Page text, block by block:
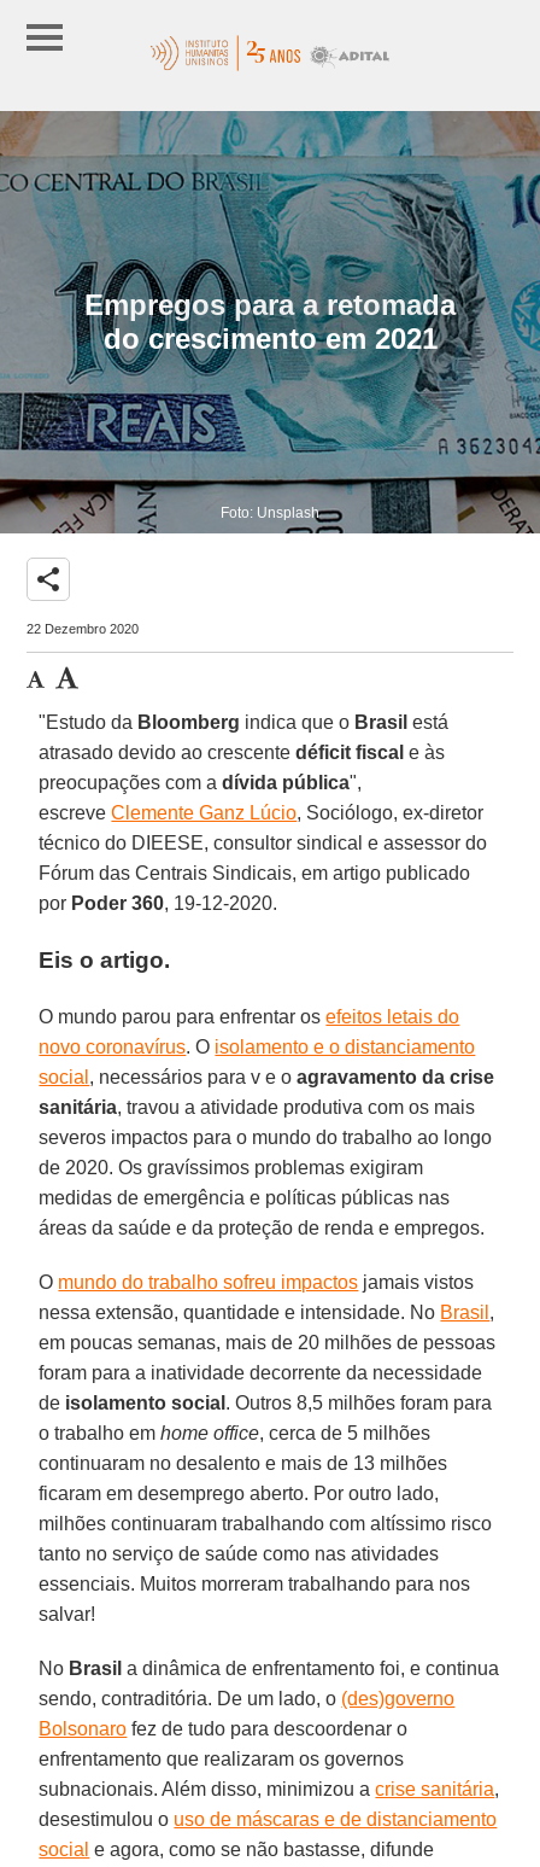
Empregos para a retomada
do crescimento em 2021
Foto: Unsplash
share
22 Dezembro 2020
"Estudo da Bloomberg indica que o Brasil está
atrasado devido ao crescentedéficit fiscal e às
preocupações com adívida pública",
escreveClemente Ganz Lúcio, Sociólogo, ex-diretor
técnico do DIEESE, consultor sindical e assessor do
Fórum das Centrais Sindicais, em artigo publicado
por Poder 360, 19-12-2020.
Eis o artigo.
O mundo parou para enfrentar osefeitos letais do
novo coronavírus. O isolamento e o distanciamento
social , necessários para v e oagravamento da crise
sanitária, travou a atividade produtiva com os mais
severos impactos para o mundo do trabalho ao longo
de 2020. Os gravíssimos problemas exigiram
medidas de emergência e políticas públicas nas
áreas da saúde e da proteção de renda e empregos.
O mundo do trabalho sofreu impactos jamais vistos
nessa extensão, quantidade e intensidade. No Brasil ,
em poucas semanas, mais de 20 milhões de pessoas
foram para a inatividade decorrente da necessidade
de isolamento social . Outros 8,5 milhões foram para
o trabalho emhome office, cerca de 5 milhões
continuaram no desalento e mais de 13 milhões
ficaram em desemprego aberto. Por outro lado,
milhões continuaram trabalhando com altíssimo risco
tanto no serviço de saúde como nas atividades
essenciais. Muitos morreram trabalhando para nos
salvar!
No Brasil a dinâmica de enfrentamento foi, e continua
sendo, contraditória. De um lado, o (des)governo
Bolsonaro fez de tudo para descoordenar o
enfrentamento que realizaram os governos
subnacionais. Além disso, minimizou acrise sanitária,
desestimulou o uso de máscaras e de distanciamento
social e agora, como se não bastasse, difunde